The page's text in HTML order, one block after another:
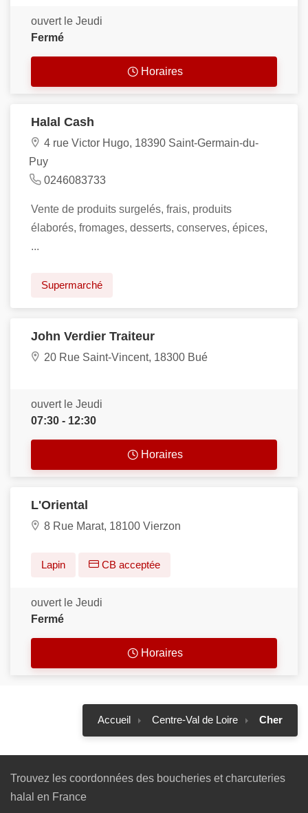
ouvert le Jeudi
Fermé
Horaires
Halal Cash
4 rue Victor Hugo, 18390 Saint-Germain-du-
Puy
0246083733
Vente de produits surgelés, frais, produits
élaborés, fromages, desserts, conserves, épices,
...
Supermarché
John Verdier Traiteur
20 Rue Saint-Vincent, 18300 Bué
ouvert le Jeudi
07:30 - 12:30
Horaires
L'Oriental
8 Rue Marat, 18100 Vierzon
Lapin CB acceptée
ouvert le Jeudi
Fermé
Horaires
Accueil Centre-Val de Loire Cher
Trouvez les coordonnées des boucheries et charcuteries
halal en France